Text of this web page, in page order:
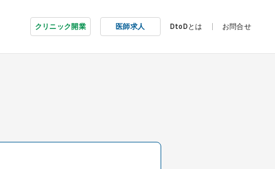
クリニック開業 医師求人 DtoDとは お問合せ